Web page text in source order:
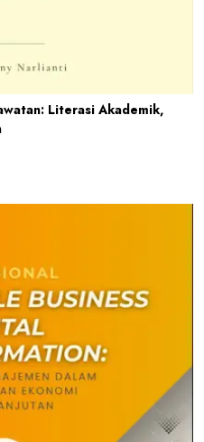
Literasi Akademik,